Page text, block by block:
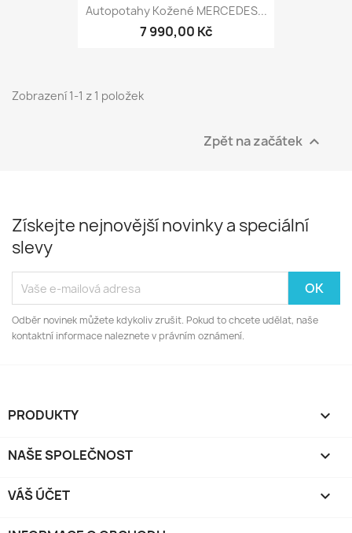
Autopotahy Kožené MERCEDES...
7 990,00 Kč
Zobrazení 1-1 z 1 položek
Zpět na začátek 
Získejte nejnovější novinky a speciální
slevy
Odběr novinek můžete kdykoliv zrušit. Pokud to chcete udělat, naše
kontaktní informace naleznete v právním oznámení.
PRODUKTY 
NAŠE SPOLEČNOST 
VÁŠ ÚČET 